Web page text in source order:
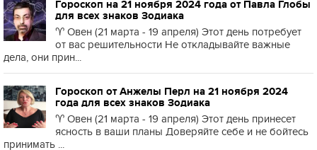
Гороскоп на 21 ноября 2024 года от Павла Глобы
для всех знаков Зодиака
♈️ Овен (21 марта - 19 апреля) Этот день потребует
от вас решительности Не откладывайте важные
дела, они прин...
Гороскоп от Анжелы Перл на 21 ноября 2024
года для всех знаков Зодиака
♈️ Овен (21 марта - 19 апреля) Этот день принесет
ясность в ваши планы Доверяйте себе и не бойтесь
принимать ...